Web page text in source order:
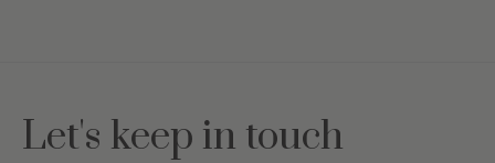
Let's keep in touch